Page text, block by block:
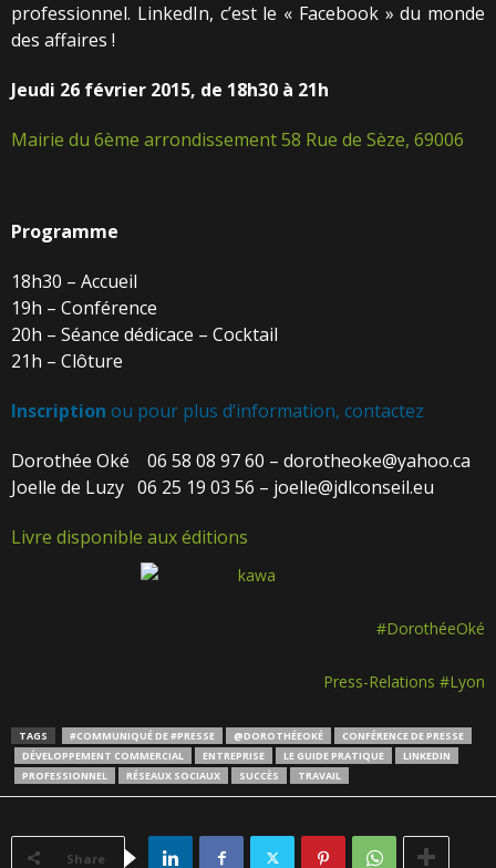
professionnel. LinkedIn, c’est le « Facebook » du monde
des affaires !
Jeudi 26 février 2015, de 18h30 à 21h
Mairie du 6ème arrondissement 58 Rue de Sèze, 69006
Programme
18h30 – Accueil
19h – Conférence
20h – Séance dédicace – Cocktail
21h – Clôture
Inscription ou pour plus d’information, contactez
Dorothée Oké 06 58 08 97 60 – dorotheoke@yahoo.ca
Joelle de Luzy 06 25 19 03 56 – joelle@jdlconseil.eu
Livre disponible aux éditions
#DorothéeOké
Press-Relations #Lyon
TAGS #COMMUNIQUÉ DE #PRESSE @DOROTHÉEOKÉ
CONFÉRENCE DE PRESSE
DÉVELOPPEMENT COMMERCIAL
ENTREPRISE LE GUIDE PRATIQUE
LINKEDIN
PROFESSIONNEL
RÉSEAUX SOCIAUX SUCCÈS TRAVAIL
Share